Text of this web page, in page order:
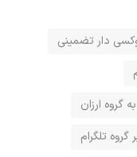
دار تضمینی
گروه ارزان
گروه تلگرام